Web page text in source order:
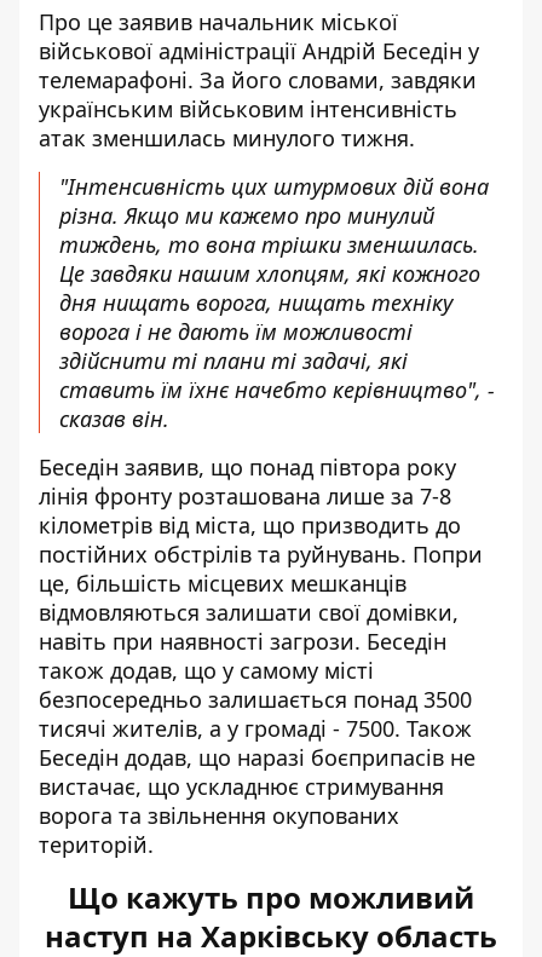
Про це заявив начальник міської
військової адміністрації Андрій Беседін у
телемарафоні. За його словами, завдяки
українським військовим інтенсивність
атак зменшилась минулого тижня.
"Інтенсивність цих штурмових дій вона
різна. Якщо ми кажемо про минулий
тиждень, то вона трішки зменшилась.
Це завдяки нашим хлопцям, які кожного
дня нищать ворога, нищать техніку
ворога і не дають їм можливості
здійснити ті плани ті задачі, які
ставить їм їхнє начебто керівництво", -
сказав він.
Беседін заявив, що понад півтора року
лінія фронту розташована лише за 7-8
кілометрів від міста, що призводить до
постійних обстрілів та руйнувань. Попри
це, більшість місцевих мешканців
відмовляються залишати свої домівки,
навіть при наявності загрози. Беседін
також додав, що у самому місті
безпосередньо залишається понад 3500
тисячі жителів, а у громаді - 7500. Також
Беседін додав, що наразі боєприпасів не
вистачає, що ускладнює стримування
ворога та звільнення окупованих
територій.
Що кажуть про можливий
наступ на Харківську область